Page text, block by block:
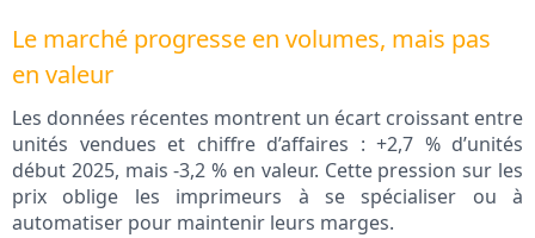
Le marché progresse en volumes, mais pas
en valeur
Les données récentes montrent un écart croissant entre
unités vendues et chiffre d’affaires : +2,7 % d’unités
début 2025, mais -3,2 % en valeur. Cette pression sur les
prix oblige les imprimeurs à se spécialiser ou à
automatiser pour maintenir leurs marges.